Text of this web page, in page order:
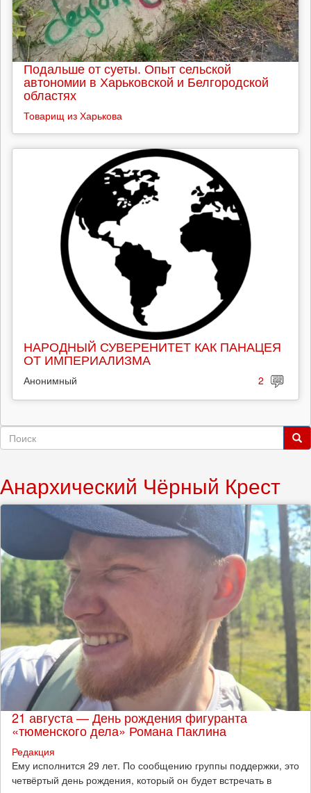
Подальше от суеты. Опыт сельской
автономии в Харьковской и Белгородской
областях
Товарищ из Харькова
НАРОДНЫЙ СУВЕРЕНИТЕТ КАК ПАНАЦЕЯ
ОТ ИМПЕРИАЛИЗМА
Анонимный 2
Форма
Анархический Чёрный Крест
21 августа — День рождения фигуранта
«тюменского дела» Романа Паклина
Редакция
Ему исполнится 29 лет. По сообщению группы поддержки, это
четвёртый день рождения, который он будет встречать в